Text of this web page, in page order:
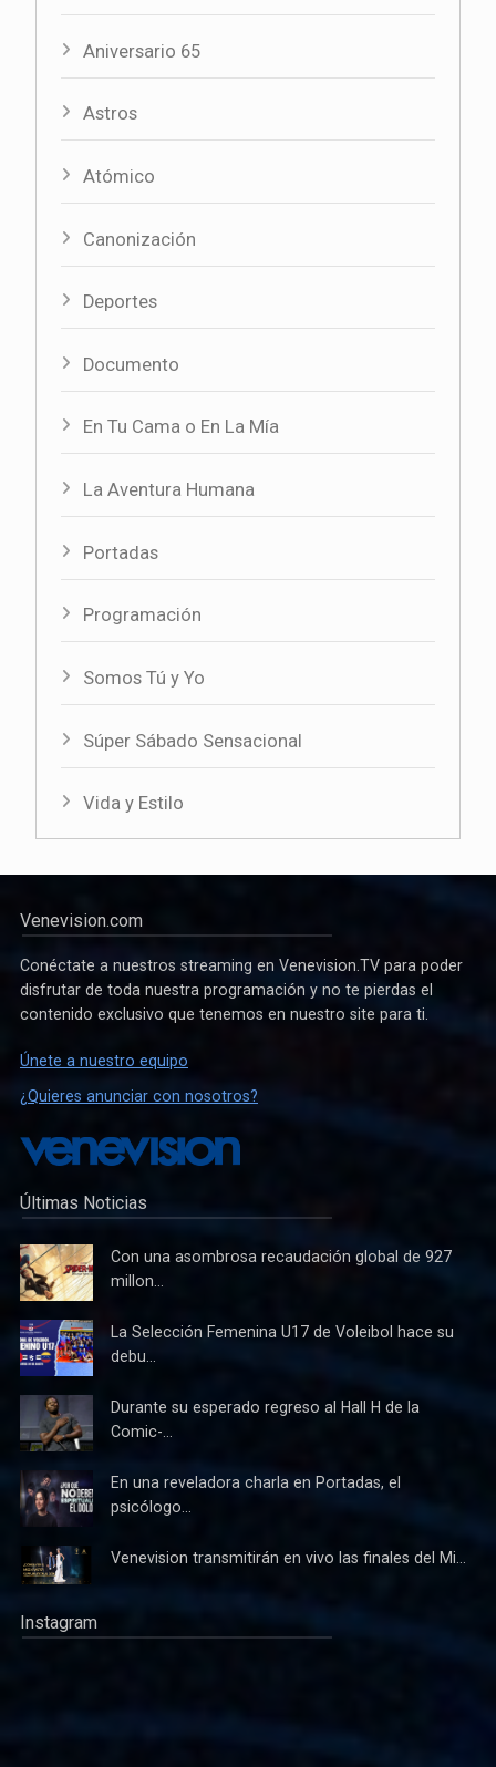
Aniversario 65
Astros
Atómico
Canonización
Deportes
Documento
En Tu Cama o En La Mía
La Aventura Humana
Portadas
Programación
Somos Tú y Yo
Súper Sábado Sensacional
Vida y Estilo
Venevision.com
Conéctate a nuestros streaming en Venevision.TV para poder
disfrutar de toda nuestra programación y no te pierdas el
contenido exclusivo que tenemos en nuestro site para ti.
Únete a nuestro equipo
¿Quieres anunciar con nosotros?
Últimas Noticias
Con una asombrosa recaudación global de 927
millon...
La Selección Femenina U17 de Voleibol hace su
debu...
Durante su esperado regreso al Hall H de la
Comic-...
En una reveladora charla en Portadas, el
psicólogo...
Venevision transmitirán en vivo las finales del Mi...
Instagram